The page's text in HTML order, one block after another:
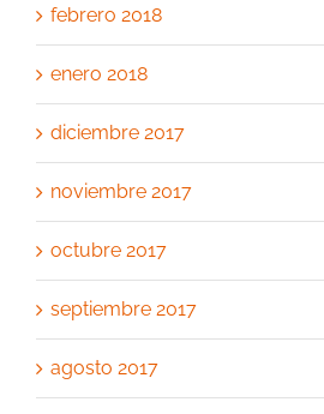
febrero 2018
enero 2018
diciembre 2017
noviembre 2017
octubre 2017
septiembre 2017
agosto 2017